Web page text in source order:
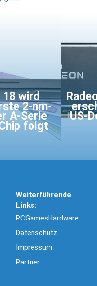
18 wird
2-nm-
A-Serie
folgt
US-
Weiterführende
Links:
PCGamesHardware
Datenschutz
Impressum
Partner